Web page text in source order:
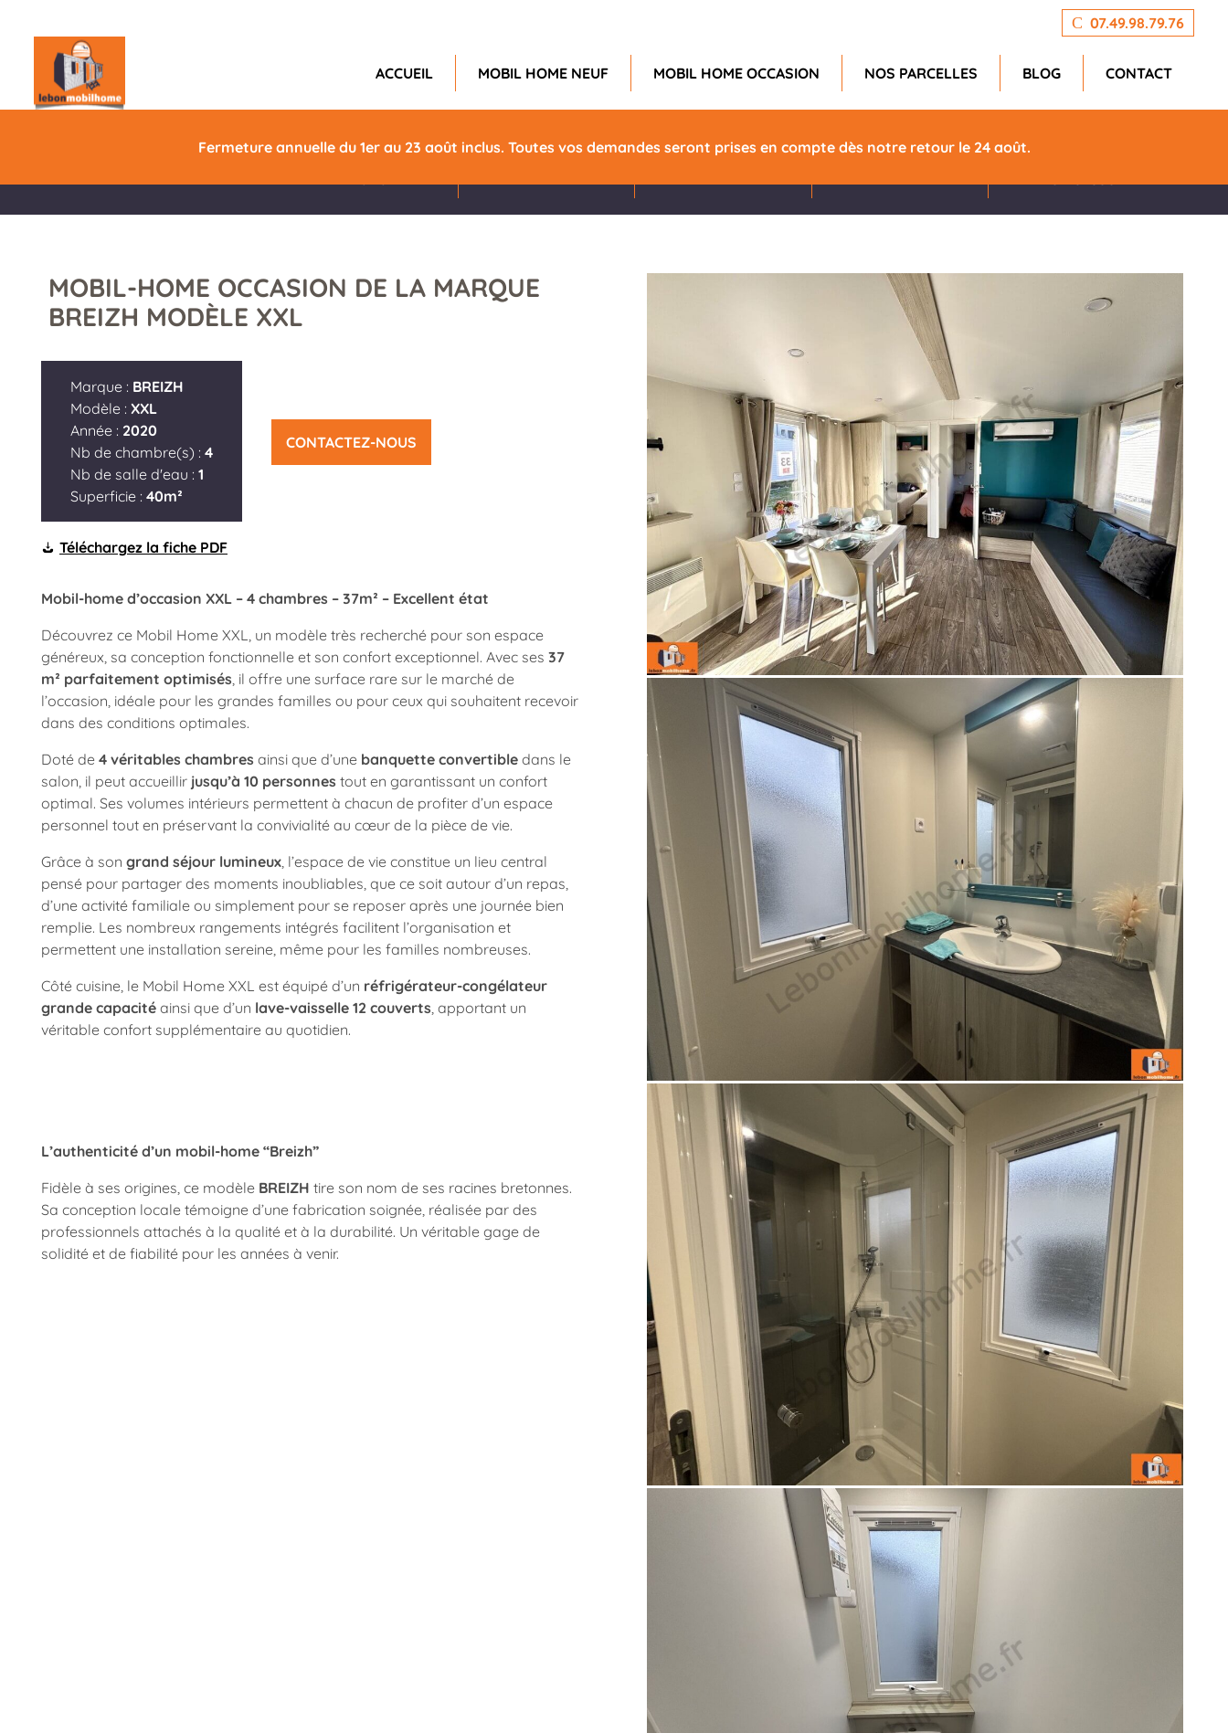
07.49.98.79.76
ACCUEIL MOBIL HOME NEUF MOBIL HOME OCCASION NOS PARCELLES BLOG CONTACT
Fermeture annuelle du 1er au 23 août inclus. Toutes vos demandes seront prises en compte dès notre retour le 24 août.
BREIZH XXL
Année
Chambres
Longueur
Largeur
MOBIL-HOME OCCASION DE LA MARQUE
BREIZH MODÈLE XXL
Marque : BREIZH
Modèle : XXL
Année : 2020
Nb de chambre(s) : 4
Nb de salle d'eau : 1
Superficie : 40m²
Téléchargez la fiche PDF
CONTACTEZ-NOUS
Mobil-home d’occasion XXL – 4 chambres – 37m² – Excellent état
Découvrez ce Mobil Home XXL, un modèle très recherché pour son espace
généreux, sa conception fonctionnelle et son confort exceptionnel. Avec ses 37
m² parfaitement optimisés, il offre une surface rare sur le marché de
l’occasion, idéale pour les grandes familles ou pour ceux qui souhaitent recevoir
dans des conditions optimales.
Doté de 4 véritables chambres ainsi que d’une banquette convertible dans le
salon, il peut accueillir jusqu’à 10 personnes tout en garantissant un confort
optimal. Ses volumes intérieurs permettent à chacun de profiter d’un espace
personnel tout en préservant la convivialité au cœur de la pièce de vie.
Grâce à son grand séjour lumineux, l’espace de vie constitue un lieu central
pensé pour partager des moments inoubliables, que ce soit autour d’un repas,
d’une activité familiale ou simplement pour se reposer après une journée bien
remplie. Les nombreux rangements intégrés facilitent l’organisation et
permettent une installation sereine, même pour les familles nombreuses.
Côté cuisine, le Mobil Home XXL est équipé d’un réfrigérateur-congélateur
grande capacité ainsi que d’un lave-vaisselle 12 couverts, apportant un
véritable confort supplémentaire au quotidien.
L’authenticité d’un mobil-home “Breizh”
Fidèle à ses origines, ce modèle BREIZH tire son nom de ses racines bretonnes.
Sa conception locale témoigne d’une fabrication soignée, réalisée par des
professionnels attachés à la qualité et à la durabilité. Un véritable gage de
solidité et de fiabilité pour les années à venir.